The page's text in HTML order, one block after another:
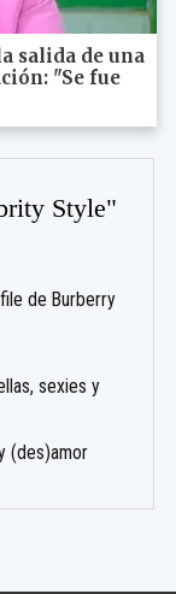
salida de una
"Se fue
Style"
de Burberry
sexies y
(des)amor